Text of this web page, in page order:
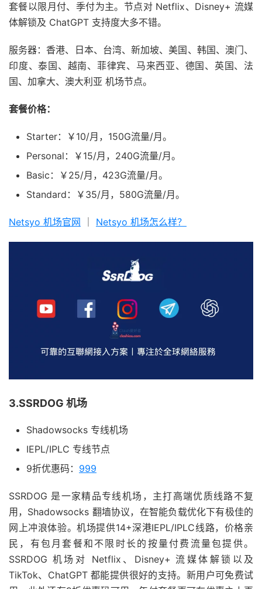
套餐以限月付、季付为主。节点对 Netflix、Disney+ 流媒
体解锁及 ChatGPT 支持度大多不错。
服务器：香港、日本、台湾、新加坡、美国、韩国、澳门、
印度、泰国、越南、菲律宾、马来西亚、德国、英国、法
国、加拿大、澳大利亚 机场节点。
套餐价格：
Starter：￥10/月，150G流量/月。
Personal：￥15/月，240G流量/月。
Basic：￥25/月，423G流量/月。
Standard：￥35/月，580G流量/月。
Netsyo 机场官网 Netsyo 机场怎么样？
3.SSRDOG 机场
Shadowsocks 专线机场
IEPL/IPLC 专线节点
9折优惠码： 999
SSRDOG 是一家精品专线机场，主打高端优质线路不复
用，Shadowsocks 翻墙协议，在智能负载优化下有极佳的
网上冲浪体验。机场提供14+深港IEPL/IPLC线路，价格亲
民，有包月套餐和不限时长的按量付费流量包提供。
SSRDOG 机场对 Netflix、Disney+ 流媒体解锁以及
TikTok、ChatGPT 都能提供很好的支持。新用户可免费试